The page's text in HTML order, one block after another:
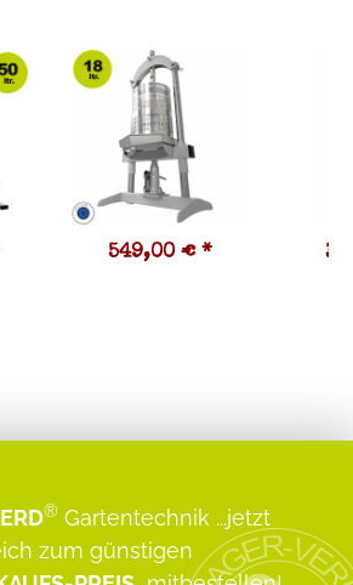
549,00 € *
® Gartentechnik ...jetzt
zum günstigen